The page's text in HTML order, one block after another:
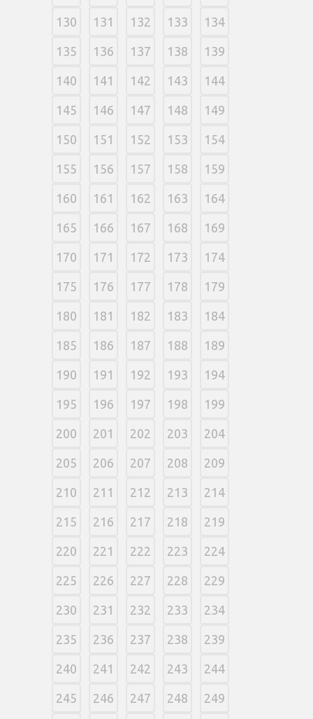
130 131 132 133 134
135 136 137 138 139
140 141 142 143 144
145 146 147 148 149
150 151 152 153 154
155 156 157 158 159
160 161 162 163 164
165 166 167 168 169
170 171 172 173 174
175 176 177 178 179
180 181 182 183 184
185 186 187 188 189
190 191 192 193 194
195 196 197 198 199
200 201 202 203 204
205 206 207 208 209
210 211 212 213 214
215 216 217 218 219
220 221 222 223 224
225 226 227 228 229
230 231 232 233 234
235 236 237 238 239
240 241 242 243 244
245 246 247 248 249